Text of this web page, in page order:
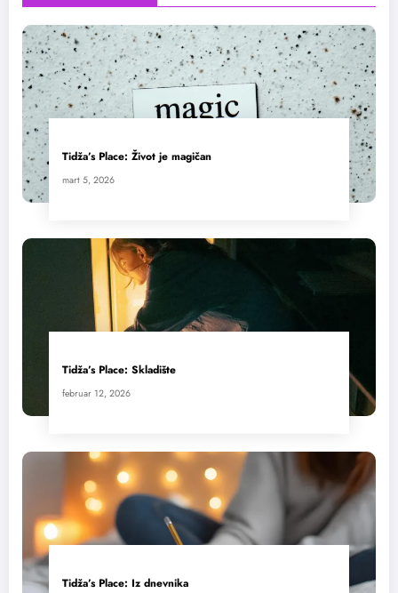
Tidža’s Place: Život je magičan
mart 5, 2026
Tidža’s Place: Skladište
februar 12, 2026
Tidža’s Place: Iz dnevnika